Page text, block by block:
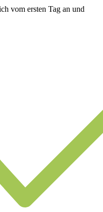
vom ersten Tag an und